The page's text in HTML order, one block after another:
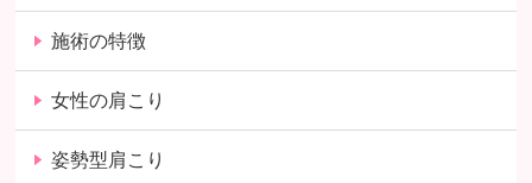
施術の特徴
女性の肩こり
姿勢型肩こり